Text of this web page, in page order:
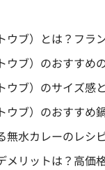
ウブ）とは？フラ
ウブ）のおすすめ
ウブ）のサイズ感
ウブ）のおすすめ
無水カレーのレシ
メリットは？高価